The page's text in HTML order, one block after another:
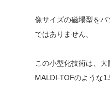
像サイズの磁場型を
ではありません。
この小型化技術は、大
MALDI-TOFのような